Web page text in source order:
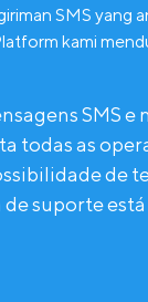
SMS yang
kami
SMS
todas as
de
de suporte